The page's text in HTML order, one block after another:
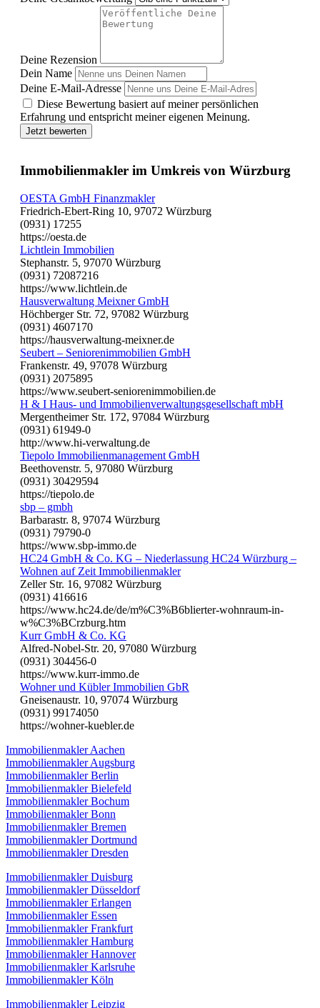
Deine Rezension
Dein Name
Deine E-Mail-Adresse
Diese Bewertung basiert auf meiner persönlichen
Erfahrung und entspricht meiner eigenen Meinung.
Jetzt bewerten
Immobilienmakler im Umkreis von Würzburg
OESTA GmbH Finanzmakler
Friedrich-Ebert-Ring 10, 97072 Würzburg
(0931) 17255
https://oesta.de
Lichtlein Immobilien
Stephanstr. 5, 97070 Würzburg
(0931) 72087216
https://www.lichtlein.de
Hausverwaltung Meixner GmbH
Höchberger Str. 72, 97082 Würzburg
(0931) 4607170
https://hausverwaltung-meixner.de
Seubert – Seniorenimmobilien GmbH
Frankenstr. 49, 97078 Würzburg
(0931) 2075895
https://www.seubert-seniorenimmobilien.de
H & I Haus- und Immobilienverwaltungsgesellschaft mbH
Mergentheimer Str. 172, 97084 Würzburg
(0931) 61949-0
http://www.hi-verwaltung.de
Tiepolo Immobilienmanagement GmbH
Beethovenstr. 5, 97080 Würzburg
(0931) 30429594
https://tiepolo.de
sbp – gmbh
Barbarastr. 8, 97074 Würzburg
(0931) 79790-0
https://www.sbp-immo.de
HC24 GmbH & Co. KG – Niederlassung HC24 Würzburg –
Wohnen auf Zeit Immobilienmakler
Zeller Str. 16, 97082 Würzburg
(0931) 416616
https://www.hc24.de/de/m%C3%B6blierter-wohnraum-in-
w%C3%BCrzburg.htm
Kurr GmbH & Co. KG
Alfred-Nobel-Str. 20, 97080 Würzburg
(0931) 304456-0
https://www.kurr-immo.de
Wohner und Kübler Immobilien GbR
Gneisenaustr. 10, 97074 Würzburg
(0931) 99174050
https://wohner-kuebler.de
Immobilienmakler Aachen
Immobilienmakler Augsburg
Immobilienmakler Berlin
Immobilienmakler Bielefeld
Immobilienmakler Bochum
Immobilienmakler Bonn
Immobilienmakler Bremen
Immobilienmakler Dortmund
Immobilienmakler Dresden
Immobilienmakler Duisburg
Immobilienmakler Düsseldorf
Immobilienmakler Erlangen
Immobilienmakler Essen
Immobilienmakler Frankfurt
Immobilienmakler Hamburg
Immobilienmakler Hannover
Immobilienmakler Karlsruhe
Immobilienmakler Köln
Immobilienmakler Leipzig